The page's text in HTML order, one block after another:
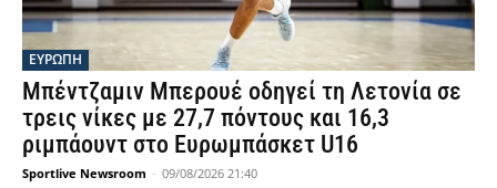
ΕΥΡΩΠΗ
Μπέντζαμιν Μπερουέ οδηγεί τη Λετονία σε
τρεις νίκες με 27,7 πόντους και 16,3
ριμπάουντ στο Ευρωμπάσκετ U16
Sportlive Newsroom - 09/08/2026 21:40